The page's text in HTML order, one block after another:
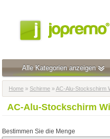
Alle Kategorien anzeigen
Home » Schirme »AC-Alu-Stockschirm
AC-Alu-Stockschirm
Bestimmen Sie die Menge